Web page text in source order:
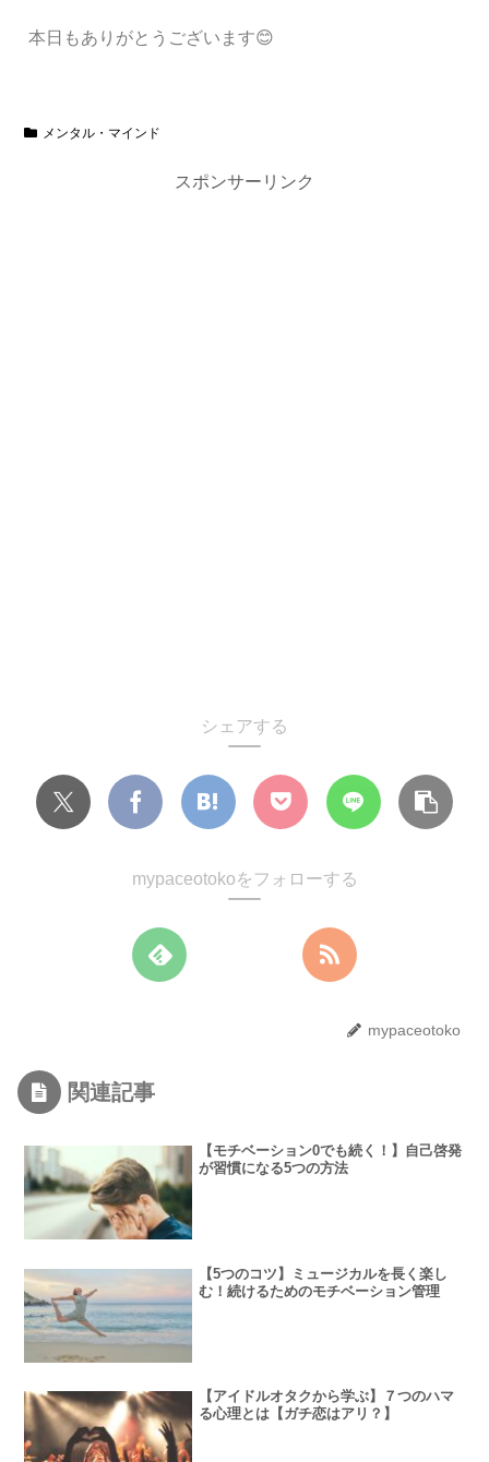
本日もありがとうございます😊
メンタル・マインド
スポンサーリンク
シェアする
mypaceotokoをフォローする
mypaceotoko
関連記事
【モチベーション0でも続く！】自己啓発
が習慣になる5つの方法
【5つのコツ】ミュージカルを長く楽し
む！続けるためのモチベーション管理
【アイドルオタクから学ぶ】７つのハマ
る心理とは【ガチ恋はアリ？】